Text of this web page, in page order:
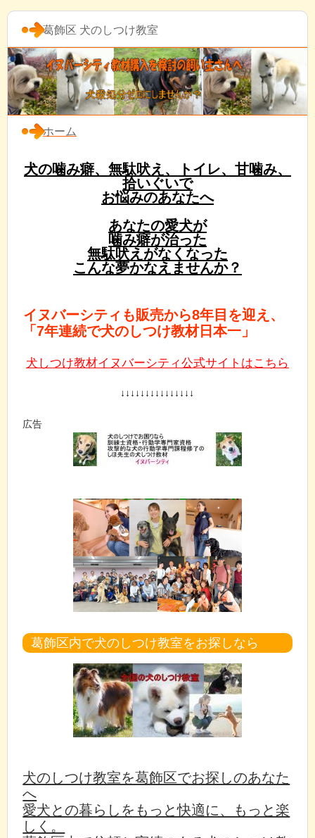
葛飾区 犬のしつけ教室
ホーム
犬の噛み癖、無駄吠え、トイレ、甘噛み、
拾いぐいで
お悩みのあなたへ
あなたの愛犬が
噛み癖が治った
無駄吠えがなくなった
こんな夢かなえませんか？
イヌバーシティも販売から8年目を迎え、
「7年連続で犬のしつけ教材日本一」
犬しつけ教材イヌバーシティ公式サイトはこちら
↓↓↓↓↓↓↓↓↓↓↓↓↓↓↓
広告
葛飾区内で犬のしつけ教室をお探しなら
犬のしつけ教室を葛飾区でお探しのあなた
へ
愛犬との暮らしをもっと快適に、もっと楽
しく。